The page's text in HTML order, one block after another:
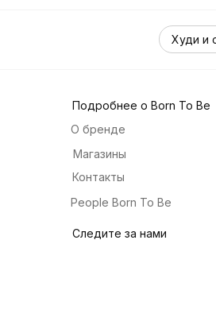
Худи и
Подробнее о Born To Be
О бренде
People Born To Be
Следите за нами
Магазины
Контакты